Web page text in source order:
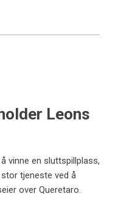
Leons
vinne en sluttspillplass,
tjeneste ved å
over Queretaro.